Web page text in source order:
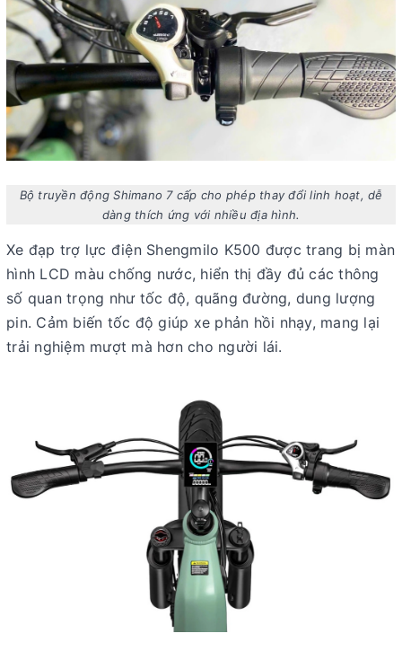
Bộ truyền động Shimano 7 cấp cho phép thay đổi linh hoạt, dễ
dàng thích ứng với nhiều địa hình.
Xe đạp trợ lực điện Shengmilo K500 được trang bị màn
hình LCD màu chống nước, hiển thị đầy đủ các thông
số quan trọng như tốc độ, quãng đường, dung lượng
pin. Cảm biến tốc độ giúp xe phản hồi nhạy, mang lại
trải nghiệm mượt mà hơn cho người lái.